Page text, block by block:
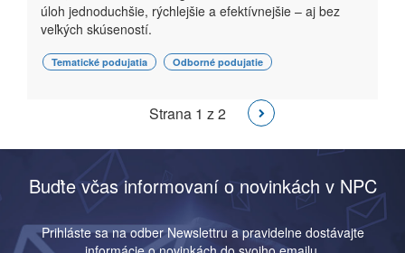
úloh jednoduchšie, rýchlejšie a efektívnejšie – aj bez
veľkých skúseností.
Tematické podujatia Odborné podujatie
Strana 1 z 2
Buďte včas informovaní o novinkách v NPC
Prihláste sa na odber Newslettru a pravidelne dostávajte